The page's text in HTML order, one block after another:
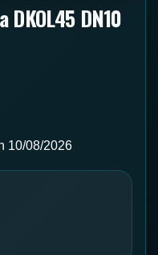
DKOL45 DN10
10/08/2026